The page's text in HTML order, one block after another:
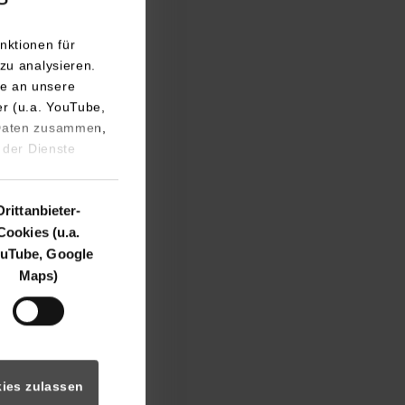
für
analysieren.
an unsere
(u.a. YouTube,
zusammen,
Dienste
(u.a.
Google
Maps)
zulassen
zu einem
Europa zu
globalen
bietet dafür
Martin Lang,
zu kommen
und interaktive
und dafür